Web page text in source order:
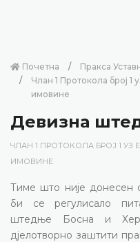
Почетна
Пракса
Члан 1 Протокола број 1
имовине
Девизна
ЧЛАН 1 ПРОТОКОЛА БРОЈ 1
ИМОВИНЕ
Тиме што није донесен
би се регулисало
штедње Босна и
дјелотворно заштити